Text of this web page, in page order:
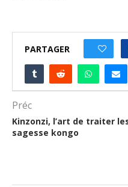
PARTAGER
Préc
Kinzonzi, l’art de traiter
sagesse kongo